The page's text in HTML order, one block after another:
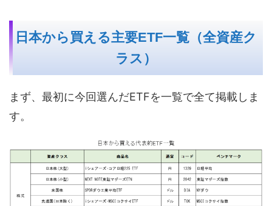
日本から買える主要ETF一覧（全資産ク
ラス）
まず、最初に今回選んだETFを一覧で全て掲載しま
す。